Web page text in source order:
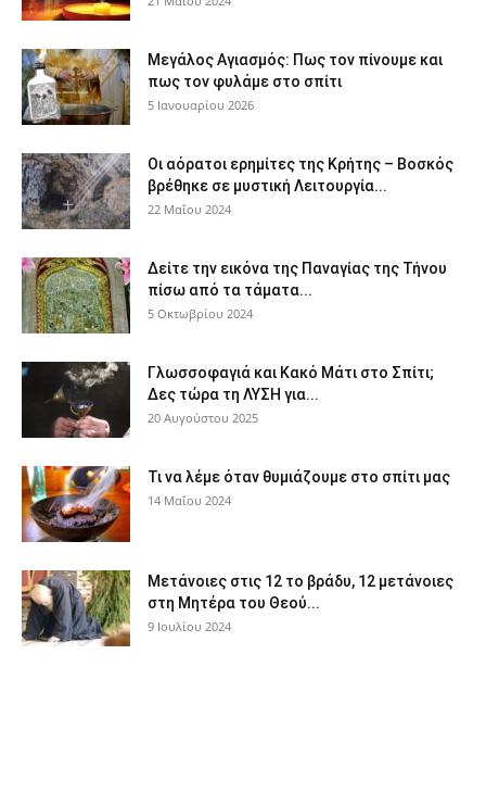
Μεγάλος Αγιασμός: Πως τον πίνουμε και
πως τον φυλάμε στο σπίτι
5 Ιανουαρίου 2026
Οι αόρατοι ερημίτες της Κρήτης – Βοσκός
βρέθηκε σε μυστική Λειτουργία...
22 Μαΐου 2024
Δείτε την εικόνα της Παναγίας της Τήνου
πίσω από τα τάματα...
5 Οκτωβρίου 2024
Γλωσσοφαγιά και Κακό Μάτι στο Σπίτι;
Δες τώρα τη ΛΥΣΗ για...
20 Αυγούστου 2025
Τι να λέμε όταν θυμιάζουμε στο σπίτι μας
14 Μαΐου 2024
Μετάνοιες στις 12 το βράδυ, 12 μετάνοιες
στη Μητέρα του Θεού...
9 Ιουλίου 2024